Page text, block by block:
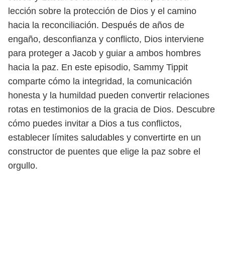
lección sobre la protección de Dios y el camino
hacia la reconciliación. Después de años de
engaño, desconfianza y conflicto, Dios interviene
para proteger a Jacob y guiar a ambos hombres
hacia la paz. En este episodio, Sammy Tippit
comparte cómo la integridad, la comunicación
honesta y la humildad pueden convertir relaciones
rotas en testimonios de la gracia de Dios. Descubre
cómo puedes invitar a Dios a tus conflictos,
establecer límites saludables y convertirte en un
constructor de puentes que elige la paz sobre el
orgullo.